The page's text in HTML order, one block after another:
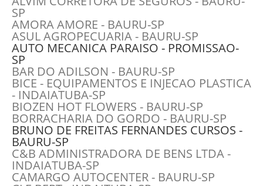
SP
AMORA AMORE - BAURU-SP
ASUL AGROPECUARIA - BAURU-SP
AUTO MECANICA PARAISO - PROMISSAO-
SP
BAR DO ADILSON - BAURU-SP
BICE - EQUIPAMENTOS E INJECAO PLASTICA
- INDAIATUBA-SP
BIOZEN HOT FLOWERS - BAURU-SP
BORRACHARIA DO GORDO - BAURU-SP
BRUNO DE FREITAS FERNANDES CURSOS -
BAURU-SP
C&B ADMINISTRADORA DE BENS LTDA -
INDAIATUBA-SP
CAMARGO AUTOCENTER - BAURU-SP